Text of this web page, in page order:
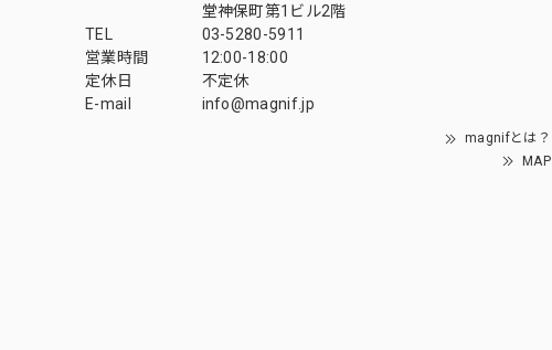
堂神保町第1ビル2階
TEL
03-5280-5911
営業時間
12:00-18:00
定休日
不定休
E-mail
info@magnif.jp
magnifとは？
MAP